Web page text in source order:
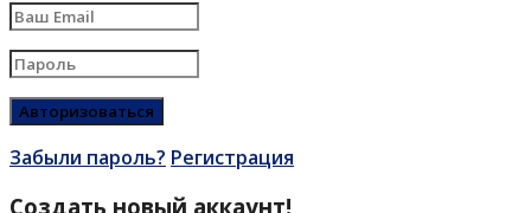
Забыли пароль? Регистрация
Создать новый аккаунт!